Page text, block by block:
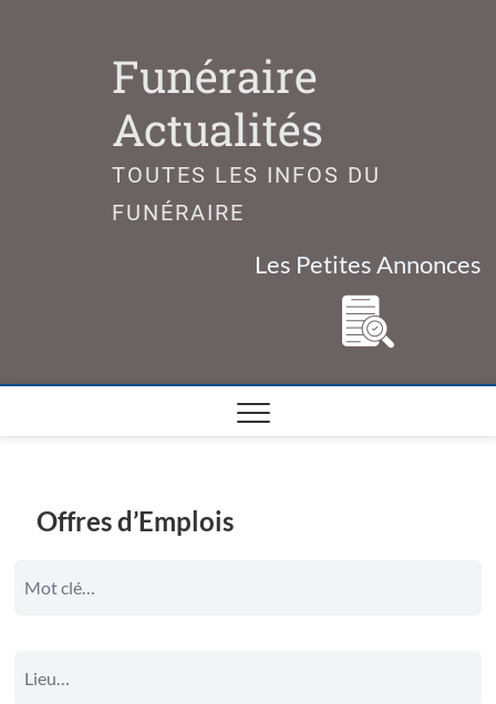
Funéraire
Actualités
TOUTES LES INFOS DU
FUNÉRAIRE
Les Petites Annonces
Offres d’Emplois